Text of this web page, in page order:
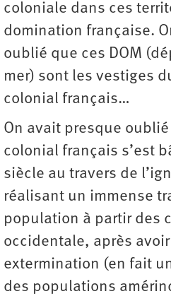
coloniale dans ces
domination française.
oublié que ces DOM
mer) sont les vestiges
colonial français…
On avait presque
colonial français s’est
siècle au travers de
réalisant un immense
population à partir des
occidentale, après
extermination (en fait
des populations